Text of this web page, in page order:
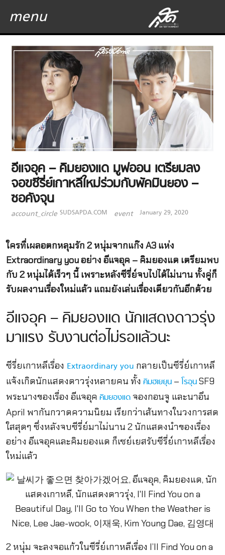
menu
อีแจอุค – คิมยองแด มูฟออน เตรียมลง
จอฃซีรี่ย์เกาหลีใหม่ร่วมกับพัคมินยอง –
ซอคังจุน
account_circle SUDSAPDA.COM event January 29, 2020
ใครทื่เผลอตกหลุมรัก 2 หนุ่มจากแก๊ง A3 แห่ง
Extraordinary you อย่าง อีแจอุค – คิมยองแด เตรียมพบ
กับ 2 หนุ่มได้เร็วๆ นี้ เพราะหลังซีรี่ย์จบไปได้ไม่นาน ทั้งคู่ก็
รับผลงานเรื่องใหม่แล้ว แถมยังเล่นเรื่องเดียวกันอีกด้วย
อีแจอุค – คิมยองแด นักแสดงดาวรุ่ง
มาแรง รับงานต่อไม่รอแล้วนะ
ซีรี่ยเกาหลีเรื่อง Extraordinary you กลายเป็นซีรี่ย์เกาหลี
แจ้งเกิดนักแสดงดาวรุ่งหลายคน ทั้ง คิมฮเยยุน– โรอุนSF9
พระนางของเรื่อง อีแจอุค คิมยองแดจองกอนจู และนาอึน
April พากันกวาดความนิยม เรียกว่าเส้นทางในวงการสด
ใสสุดๆ ซึ่งหลังจบซีรี่ย์มาไม่นาน 2 นักแสดงนำของเรื่อง
อย่าง อีแจอุคและคิมยองแด ก็เซย์เยสรับซีรี่ย์เกาหลีเรื่อง
ใหม่แล้ว
2 หนุ่ม จะลงจอแก้วในซีรี่ย์เกาหลีเรื่อง I’ll Find You on a